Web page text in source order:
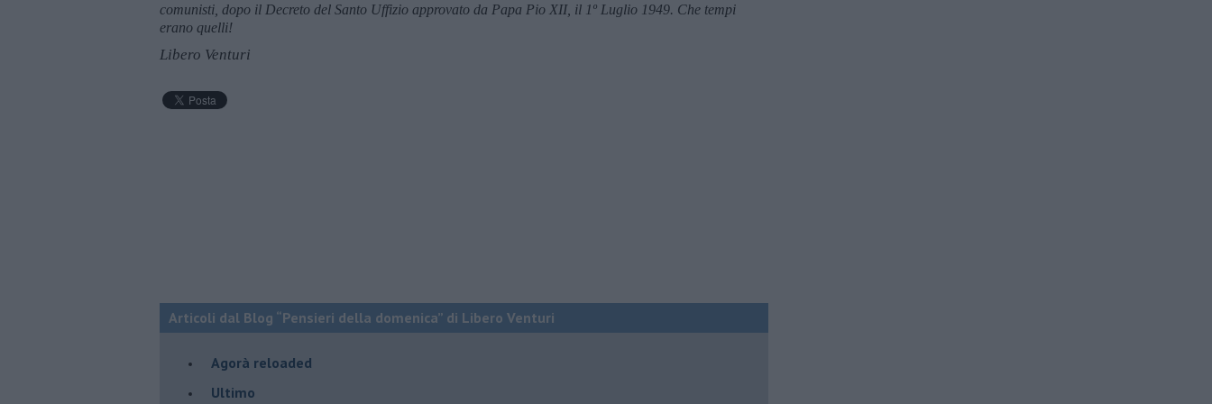
comunisti, dopo il Decreto del Santo Uffizio approvato da Papa Pio XII, il 1º Luglio 1949. Che tempi
erano quelli!
Libero Venturi
Articoli dal Blog “Pensieri della domenica” di Libero Venturi
​Agorà reloaded
Ultimo